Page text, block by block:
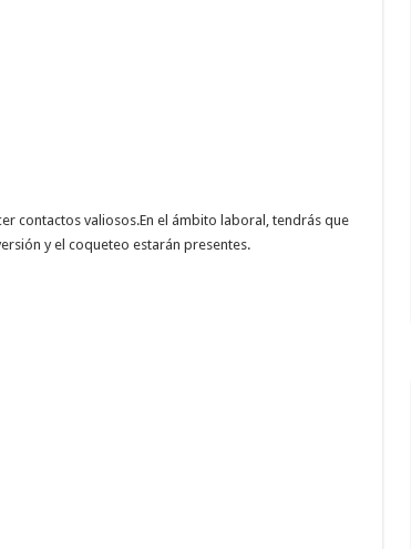
contactos valiosos.En el ámbito laboral, tendrás que
y el coqueteo estarán presentes.